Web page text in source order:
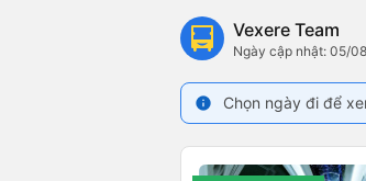
Vexere Team
Ngày cập nhật: 05/
info Chọn ngày đi để